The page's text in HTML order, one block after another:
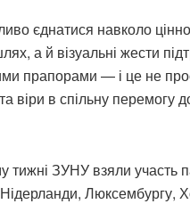
єднатися навколо
а й візуальні жести
прапорами — і це не
та віри в спільну
тижні ЗУНУ взяли участь
Люксембургу,